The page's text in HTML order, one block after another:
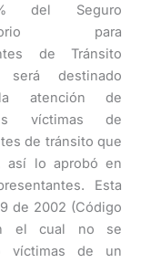
del Seguro
para
de Tránsito
será destinado
atención de
víctimas de
de tránsito que
así lo aprobó en
Esta
de 2002 (Código
el cual no se
víctimas de un